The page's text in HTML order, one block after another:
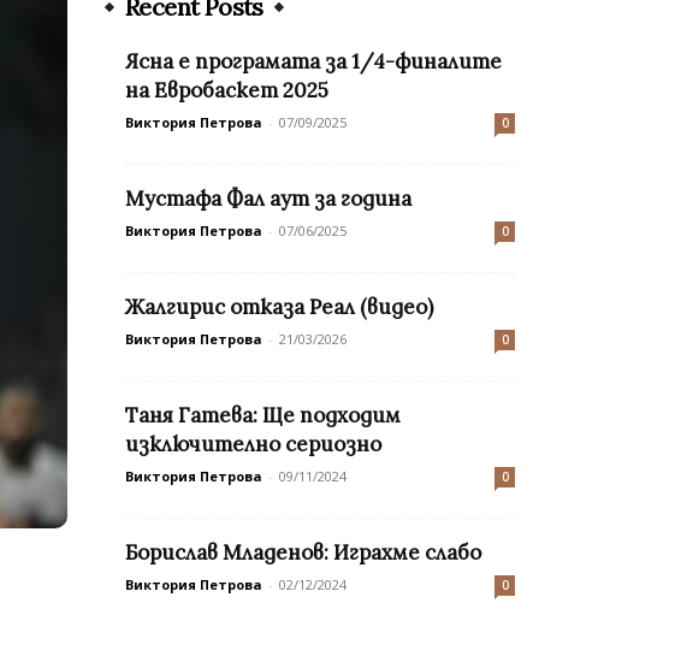
Recent Posts
Ясна е програмата за 1/4-финалите
на Евробаскет 2025
Виктория Петрова - 07/09/2025 0
Мустафа Фал аут за година
Виктория Петрова - 07/06/2025 0
Жалгирис отказа Реал (видео)
Виктория Петрова - 21/03/2026 0
Таня Гатева: Ще подходим
изключително сериозно
Виктория Петрова - 09/11/2024 0
Борислав Младенов: Играхме слабо
Виктория Петрова - 02/12/2024 0